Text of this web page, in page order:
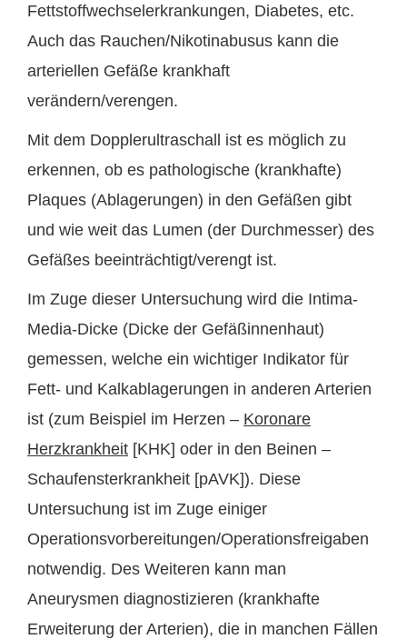
Fettstoffwechselerkrankungen, Diabetes, etc.
Auch das Rauchen/Nikotinabusus kann die
arteriellen Gefäße krankhaft
verändern/verengen.
Mit dem Dopplerultraschall ist es möglich zu
erkennen, ob es pathologische (krankhafte)
Plaques (Ablagerungen) in den Gefäßen gibt
und wie weit das Lumen (der Durchmesser) des
Gefäßes beeinträchtigt/verengt ist.
Im Zuge dieser Untersuchung wird die Intima-
Media-Dicke (Dicke der Gefäßinnenhaut)
gemessen, welche ein wichtiger Indikator für
Fett- und Kalkablagerungen in anderen Arterien
ist (zum Beispiel im Herzen – Koronare
Herzkrankheit [KHK] oder in den Beinen –
Schaufensterkrankheit [pAVK]). Diese
Untersuchung ist im Zuge einiger
Operationsvorbereitungen/Operationsfreigaben
notwendig. Des Weiteren kann man
Aneurysmen diagnostizieren (krankhafte
Erweiterung der Arterien), die in manchen Fällen